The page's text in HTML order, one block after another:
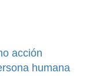
acción
humana